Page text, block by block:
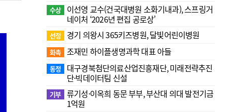
수상
이선영 교수(건국대병원 소화기내과), 스프링거
네이처 ‘2026년 편집 공로상’
선정 경기 의왕시 365키즈병원, 달빛어린이병원
화촉 조재민 하이플생명과학 대표 아들
동정
대구경북첨단의료산업진흥재단, 미래전략추진
단·빅데이터팀 신설
기부 류기성·이옥희 동문 부부, 부산대 의대 발전기금
1억원